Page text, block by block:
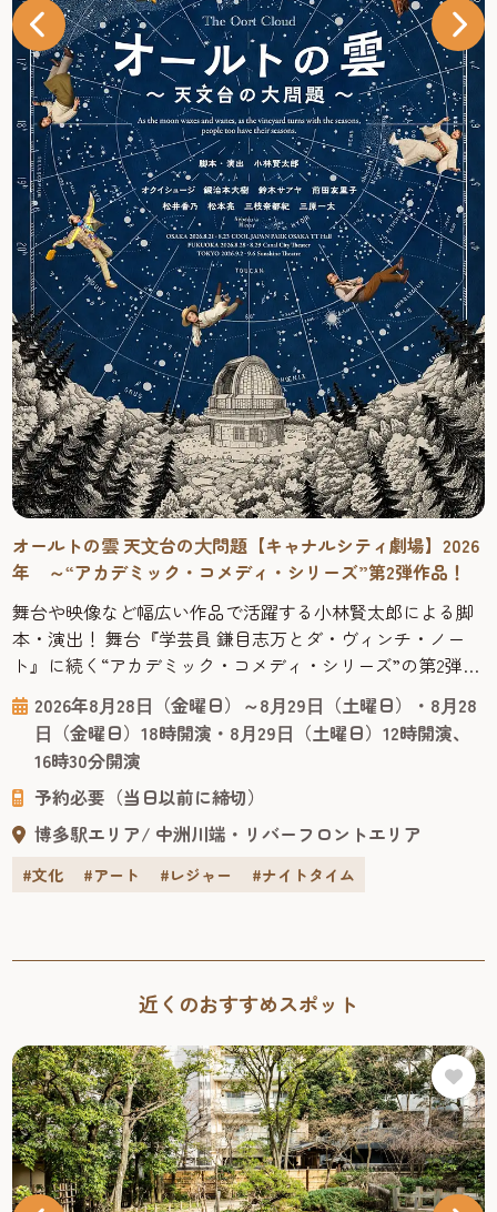
オールトの雲 天⽂台の⼤問題【キャナルシティ劇場】2026
年 ～“アカデミック・コメディ・シリーズ”第2弾作品！
舞台や映像など幅広い作品で活躍する小林賢太郎による脚
本・演出！ 舞台『学芸員 鎌目志万とダ・ヴィンチ・ノー
ト』に続く“アカデミック・コメディ・シリーズ”の第2弾作
品！ 2025年1月に上演されご好評をいただいた舞台『学芸員
鎌目志万とダ・ヴィンチ・ノート』に続く“アカデミック・
コメディ・シリーズ”の第2弾作品。脚本・演出は前作同
様、舞台や映像など幅広い作品で活躍する小林賢太郎が務
めます。 出...
2026年8⽉28⽇（金曜日）～8⽉29⽇（土曜日）・8⽉28
⽇（金曜日）18時開演・8⽉29⽇（土曜日）12時開演、
16時30分開演
予約必要（当日以前に締切）
博多駅エリア
中洲川端・リバーフロントエリア
#文化 #アート #レジャー #ナイトタイム
近くのおすすめスポット